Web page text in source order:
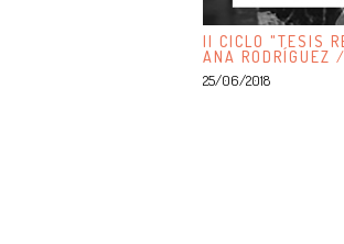
II CICLO "TESIS
ANA RODRÍGUEZ
25/06/2018